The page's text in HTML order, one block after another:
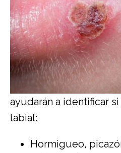
ayudarán a identificar
labial:
Hormigueo,